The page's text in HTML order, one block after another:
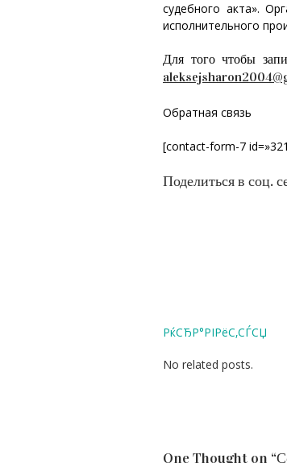
судебного акта».
исполнительного
Для того чтобы
Обратная связь
[contact-form-7
Поделиться в соц.
РќСЂР°РІРёС‚СЃСЏ
No related posts.
One Thought on “